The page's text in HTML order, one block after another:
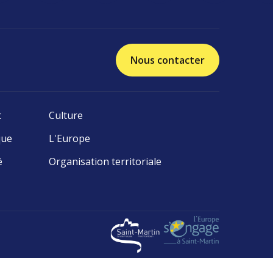
Nous contacter
Culture
L'Europe
Organisation territoriale